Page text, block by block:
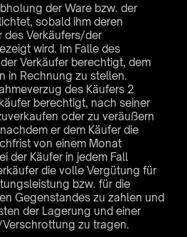
der Ware bzw. der
sobald ihm deren
des Verkäufers/der
wird. Im Falle des
Verkäufer berechtigt, dem
in Rechnung zu stellen.
des Käufers 2
berechtigt, nach seiner
oder zu veräußern
er dem Käufer die
von einem Monat
der Käufer in jedem Fall
die volle Vergütung für
bzw. für die
Gegenstandes zu zahlen und
der Lagerung und einer
zu tragen.